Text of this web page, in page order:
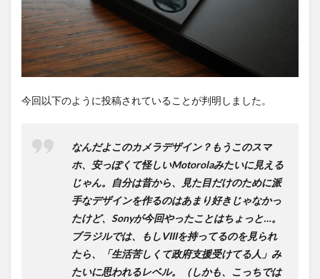
間不
要の
オン
ライ
ンシ
ョッ
おす
す
今回以下のように投稿されていることが判明しました。
なんだよこのカメラデザイン？もうこのスマ
ホ、安っぽくて怪しいMotorolaみたいに見える
じゃん。自分は昔から、見た目だけのために派
手なデザインを作るのはあまり好きじゃなかっ
たけど、Sonyが今回やったことはちょっと…。
ブラジルでは、もしVIIIを持ってるのを見られ
たら、「生活苦しくて政府支援受けてる人」み
たいに思われるレベル。（しかも、こっちでは